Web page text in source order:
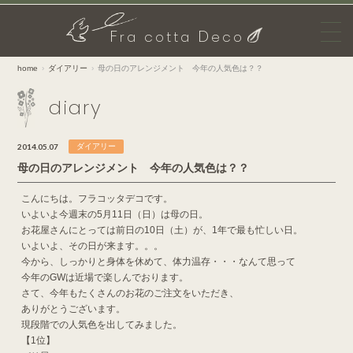
Fra cotta D eco
home ダイアリー 母の日のアレンジメント 今年の人気色は？？
diary
2014.05.07 ダイアリー
母の日のアレンジメント 今年の人気色は？？
こんにちは。フラコッタデコです。
いよいよ今週末の5月11日（日）は母の日。
お花屋さんにとっては前日の10日（土）が、1年で最も忙しい日。
いよいよ、その日が来ます。。。
今から、しっかりと身体を休めて、体力温存・・・なんて思って
今年のGWは近場で楽しんでおります。
さて、今年もたくさんのお花のご注文をいただき、
ありがとうございます。
現段階での人気色を出してみました。
【1位】